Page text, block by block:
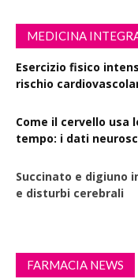
MEDICINA
Esercizio fisico
rischio
Come il cervello usa
tempo: i dati
Succinato e digiuno
e disturbi cerebrali
FARMACIA NEWS